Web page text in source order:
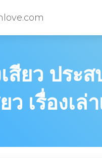
เสียว ประ
ว เรื่องเล่